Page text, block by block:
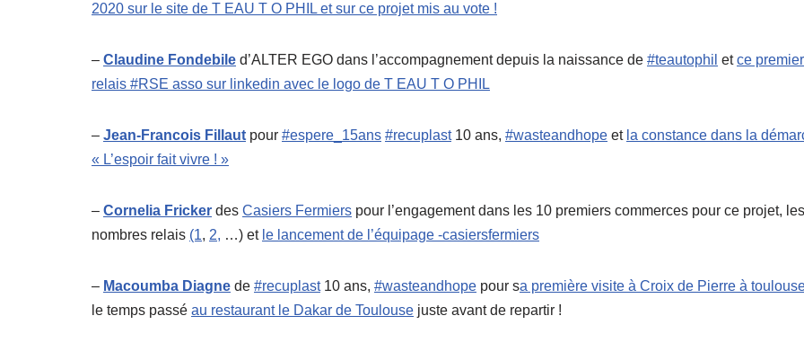
2020 sur le site de T EAU T O PHIL et sur ce projet mis au vote !
– Claudine Fondebile d’ALTER EGO dans l’accompagnement depuis la naissance de #teautophil etce premier
relais #RSE asso sur linkedin avec le logo de T EAU T O PHIL
– Jean-Francois Fillaut pour #espere_15ans #recuplast10 ans, #wasteandhope et la constance dans la
« L’espoir fait vivre ! »
– Cornelia Fricker des Casiers Fermiers pour l’engagement dans les 10 premiers commerces pour ce projet, les
nombres relais (1, 2, …) et le lancement de l’équipage -casiersfermiers
– Macoumba Diagne de #recuplast10 ans, #wasteandhope pour sa première visite à Croix de Pierre à
le temps passé au restaurant le Dakar de Toulouse juste avant de repartir !